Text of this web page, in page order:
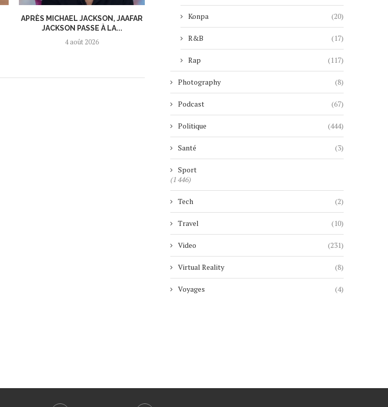
APRÈS MICHAEL JACKSON, JAAFAR
JACKSON PASSE À LA...
4 août 2026
SEPT ANS APRÈS SON ANNONCE,
MARVEL ABANDONNE
DÉFINITIVEMENT...
4 août 2026
MICKAEL GUIRAND
LEGACY TOUR »,
CÉLÉBRATION...
4 août 2026
Konpa (20)
R&B (17)
Rap (117)
Photography (8)
Podcast (67)
Politique (444)
Santé (3)
Sport
(1 446)
Tech (2)
Travel (10)
Video (231)
Virtual Reality (8)
Voyages (4)